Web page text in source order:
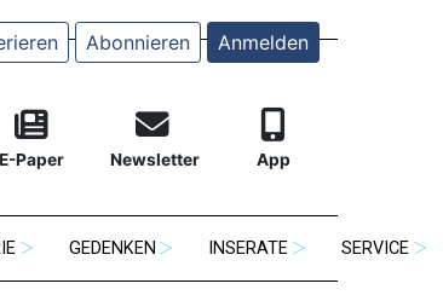
Abonnieren Anmelden
E-Paper Newsletter App
GEDENKEN INSERATE SERVICE